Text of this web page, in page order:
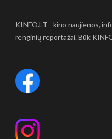
KINFO.LT - kino naujienos,
renginių reportažai. Būk